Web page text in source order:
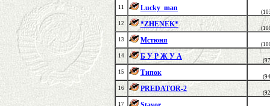
11
Lucky_man
12
*ZHENEK*
13
Мстюня
14
Б У Р Ж У А
15
Типок
16
PREDATOR-2
17